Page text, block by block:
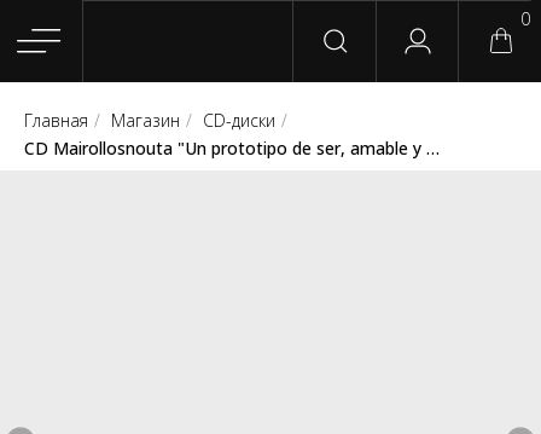
Главная Магазин Группы
Главная / Магазин / CD-диски /
CD Mairollosnouta "Un prototipo de ser, amable y despreciable" (Oídos Sordos / Mala Raza / MRN)